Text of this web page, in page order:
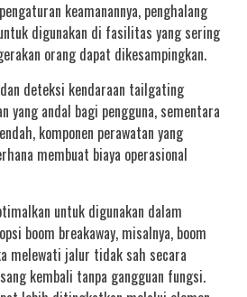
keamanannya, penghalang
digunakan di fasilitas yang sering
orang dapat dikesampingkan.
deteksi kendaraan tailgating
yang andal bagi pengguna, sementara
komponen perawatan yang
membuat biaya operasional
untuk digunakan dalam
boom breakaway, misalnya, boom
melewati jalur tidak sah secara
kembali tanpa gangguan fungsi.